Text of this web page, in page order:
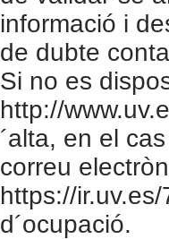
informació i
de dubte
Si no es
http://
´alta, en el
correu
https://
d´ocupació.